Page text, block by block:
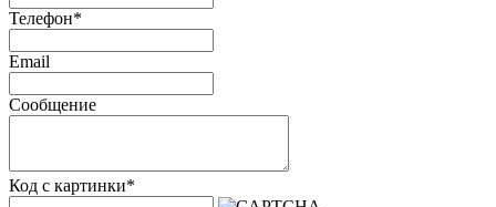
Телефон*
Email
Сообщение
Код с картинки*